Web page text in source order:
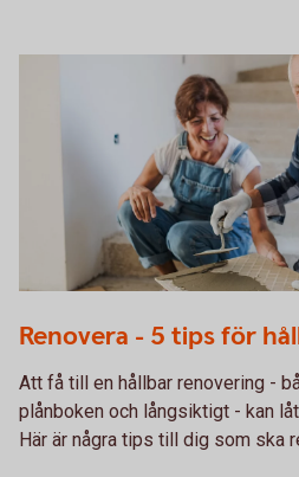
Renovera - 5 tips för
Att få till en hållbar renovering -
plånboken och långsiktigt - kan
Här är några tips till dig som ska